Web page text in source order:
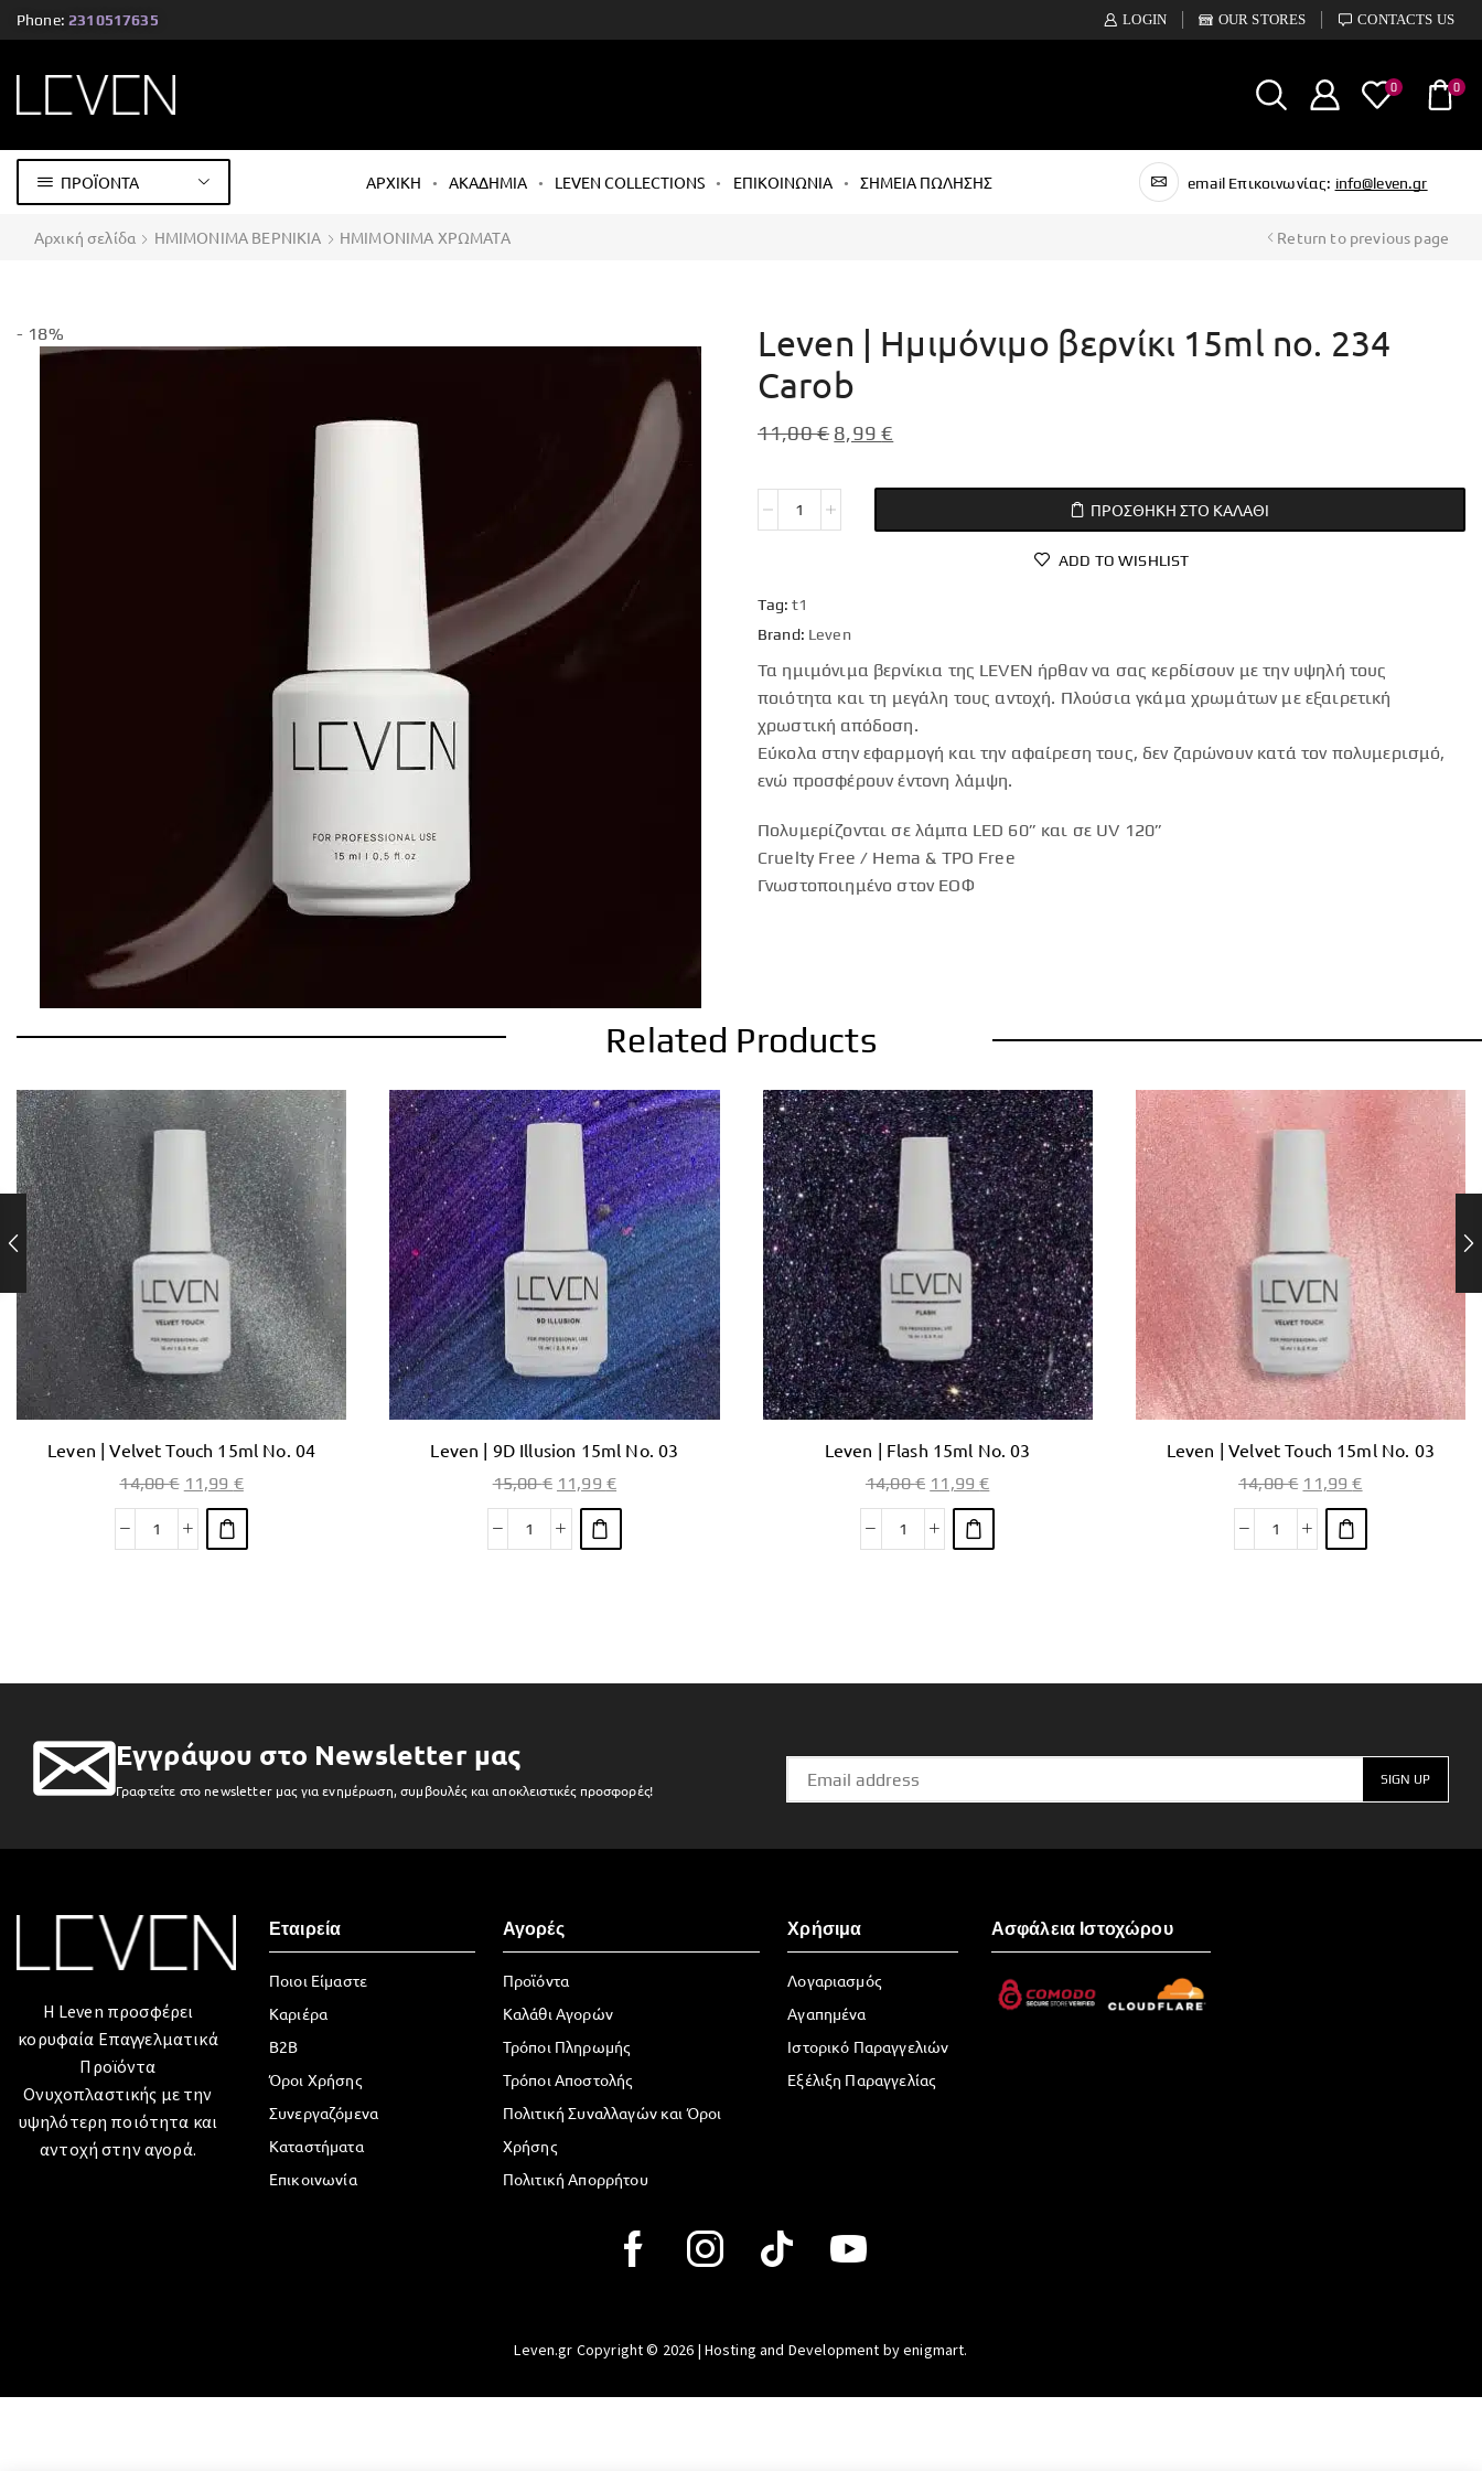
Phone: 2310517635 LOGIN OUR STORES CONTACTS US
0 0
ΠΡΟΪΟΝΤΑ ΑΡΧΙΚΗ ΑΚΑΔΗΜΙΑ LEVEN COLLECTIONS ΕΠΙΚΟΙΝΩΝΙΑ ΣΗΜΕΙΑ ΠΩΛΗΣΗΣ email Επικοινωνίας: info@leven.gr
Αρχική σελίδα ΗΜΙΜΟΝΙΜΑ ΒΕΡΝΙΚΙΑ ΗΜΙΜΟΝΙΜΑ ΧΡΩΜΑΤΑ Return to previous page
- 18%
Leven | Ημιμόνιμο βερνίκι 15ml no. 234
Carob
11,00€ 8,99€
ΠΡΟΣΘΉΚΗ ΣΤΟ ΚΑΛΆΘΙ
ADD TO WISHLIST
Tag: t1
Brand: Leven
Τα ημιμόνιμα βερνίκια της LEVEN ήρθαν να σας κερδίσουν με την υψηλή τους
ποιότητα και τη μεγάλη τους αντοχή. Πλούσια γκάμα χρωμάτων με εξαιρετική
χρωστική απόδοση.
Εύκολα στην εφαρμογή και την αφαίρεση τους, δεν ζαρώνουν κατά τον πολυμερισμό,
ενώ προσφέρουν έντονη λάμψη.
Πολυμερίζονται σε λάμπα LED 60” και σε UV 120”
Cruelty Free / Hema & TPO Free
Γνωστοποιημένο στον ΕΟΦ
Related Products
Leven | Velvet Touch 15ml No. 04
14,00€ 11,99 €
Leven | 9D Illusion 15ml No. 03
15,00€ 11,99 €
Leven | Flash 15ml No. 03
14,00€ 11,99€
Leven | Velvet Touch 15ml No. 03
14,00€ 11,99€
Εγγράψου στο Newsletter μας
Γραφτείτε στο newsletter μας για ενημέρωση, συμβουλές και αποκλειστικές προσφορές!
Η Leven προσφέρει
κορυφαία Επαγγελματικά
Προϊόντα
Ονυχοπλαστικής με την
υψηλότερη ποιότητα και
αντοχή στην αγορά.
Εταιρεία
Ποιοι Είμαστε
Καριέρα
B2B
Όροι Χρήσης
Συνεργαζόμενα
Καταστήματα
Επικοινωνία
Αγορές
Προϊόντα
Καλάθι Αγορών
Τρόποι Πληρωμής
Τρόποι Αποστολής
Πολιτική Συναλλαγών και Όροι
Χρήσης
Πολιτική Απορρήτου
Χρήσιμα
Λογαριασμός
Αγαπημένα
Ιστορικό Παραγγελιών
Εξέλιξη Παραγγελίας
Ασφάλεια Ιστοχώρου
Leven.gr Copyright © 2026 | Hosting and Development by enigmart.